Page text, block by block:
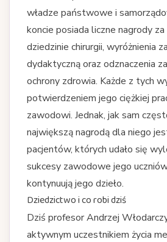
władze państwowe i
koncie posiada liczne nagrody
dziedzinie chirurgii, wyróżnienia
dydaktyczną oraz odznaczenia
ochrony zdrowia. Każde z tych
potwierdzeniem jego ciężkiej
zawodowi. Jednak, jak sam
największą nagrodą dla niego
pacjentów, których udało się
sukcesy zawodowe jego
kontynuują jego dzieło.
Dziedzictwo i co robi dziś
Dziś profesor Andrzej
aktywnym uczestnikiem życia